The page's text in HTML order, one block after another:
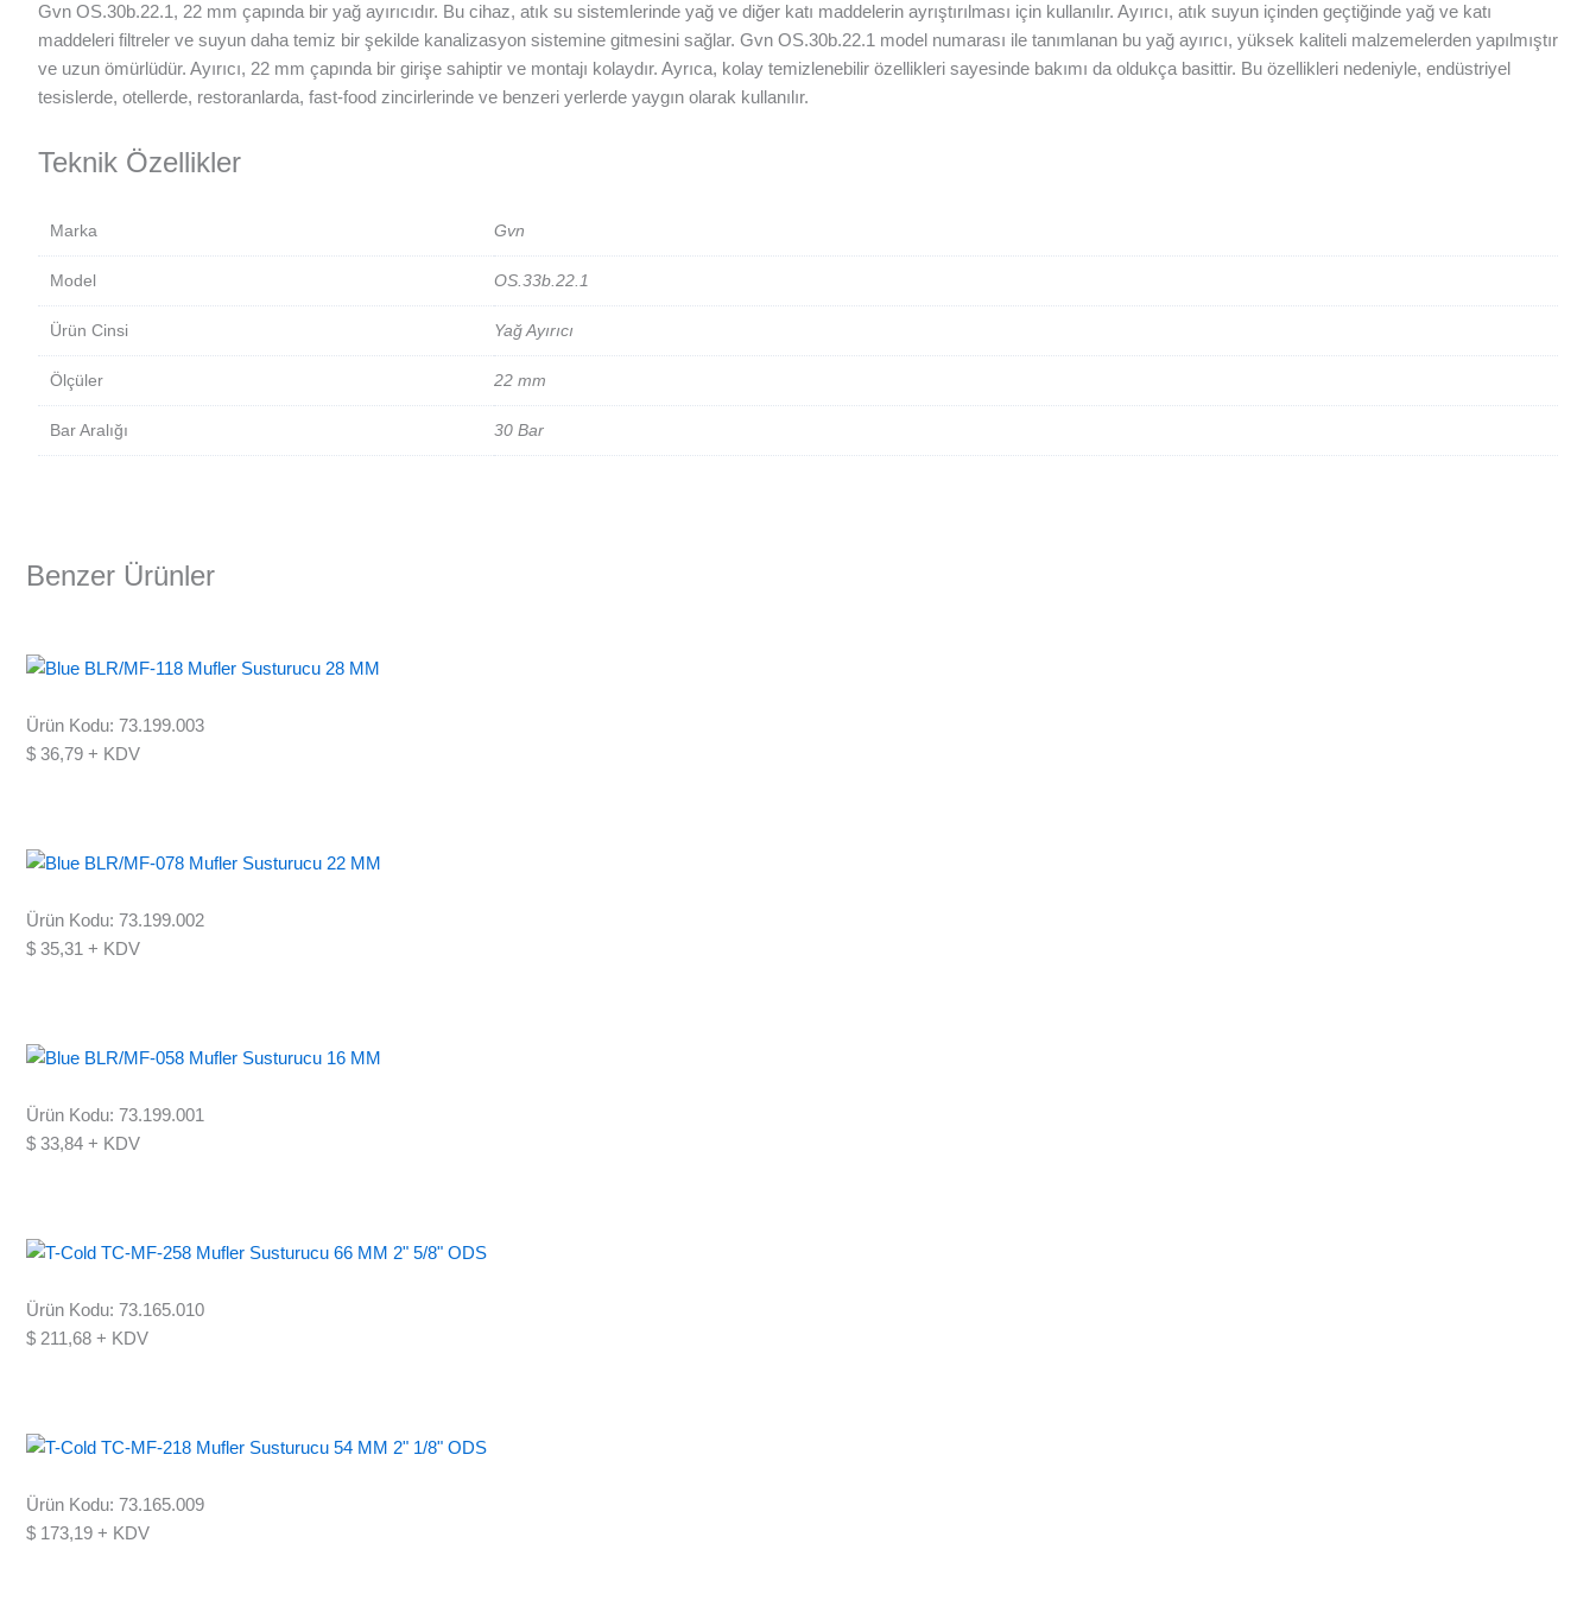
Gvn OS.30b.22.1, 22 mm çapında bir yağ ayırıcıdır. Bu cihaz, atık su sistemlerinde yağ ve diğer katı maddelerin ayrıştırılması için kullanılır. Ayırıcı, atık suyun içinden geçtiğinde yağ ve katı
maddeleri filtreler ve suyun daha temiz bir şekilde kanalizasyon sistemine gitmesini sağlar. Gvn OS.30b.22.1 model numarası ile tanımlanan bu yağ ayırıcı, yüksek kaliteli malzemelerden yapılmıştır
ve uzun ömürlüdür. Ayırıcı, 22 mm çapında bir girişe sahiptir ve montajı kolaydır. Ayrıca, kolay temizlenebilir özellikleri sayesinde bakımı da oldukça basittir. Bu özellikleri nedeniyle, endüstriyel
tesislerde, otellerde, restoranlarda, fast-food zincirlerinde ve benzeri yerlerde yaygın olarak kullanılır.
Teknik Özellikler
Marka Gvn
Model OS.33b.22.1
Ürün Cinsi Yağ Ayırıcı
Ölçüler 22 mm
Bar Aralığı 30 Bar
Benzer Ürünler
Ürün Kodu: 73.199.003
$ 36,79 + KDV
Ürün Kodu: 73.199.002
$ 35,31 + KDV
Ürün Kodu: 73.199.001
$ 33,84 + KDV
Ürün Kodu: 73.165.010
$ 211,68 + KDV
Ürün Kodu: 73.165.009
$ 173,19 + KDV